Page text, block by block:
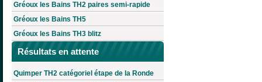
Gréoux les Bains TH2 paires semi-rapide
Gréoux les Bains TH5
Gréoux les Bains TH3 blitz
Résultats en attente
Quimper TH2 catégoriel étape de la Ronde